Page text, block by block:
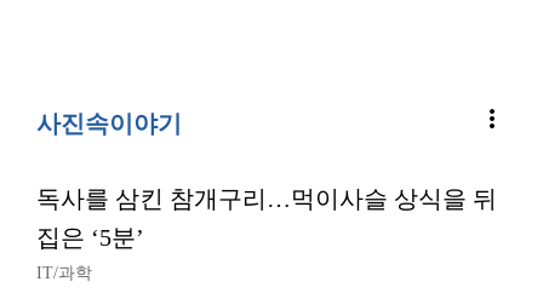
사진속이야기 more_vert
독사를 삼킨 참개구리…먹이사슬 상식을 뒤
집은 ‘5분’
IT/과학